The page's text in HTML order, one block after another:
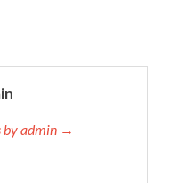
by admin →